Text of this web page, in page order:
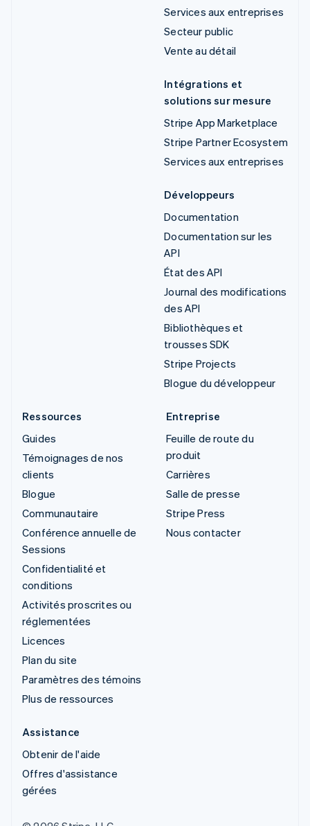
Services aux entreprises
Secteur public
Vente au détail
Intégrations et
solutions sur mesure
Stripe App Marketplace
Stripe Partner Ecosystem
Services aux entreprises
Développeurs
Documentation
Documentation sur les
API
État des API
Journal des modifications
des API
Bibliothèques et
trousses SDK
Stripe Projects
Blogue du développeur
Ressources
Guides
Témoignages de nos
clients
Blogue
Communautaire
Conférence annuelle de
Sessions
Confidentialité et
conditions
Activités proscrites ou
réglementées
Licences
Plan du site
Paramètres des témoins
Plus de ressources
Entreprise
Feuille de route du
produit
Carrières
Salle de presse
Stripe Press
Nous contacter
Assistance
Obtenir de l'aide
Offres d'assistance
gérées